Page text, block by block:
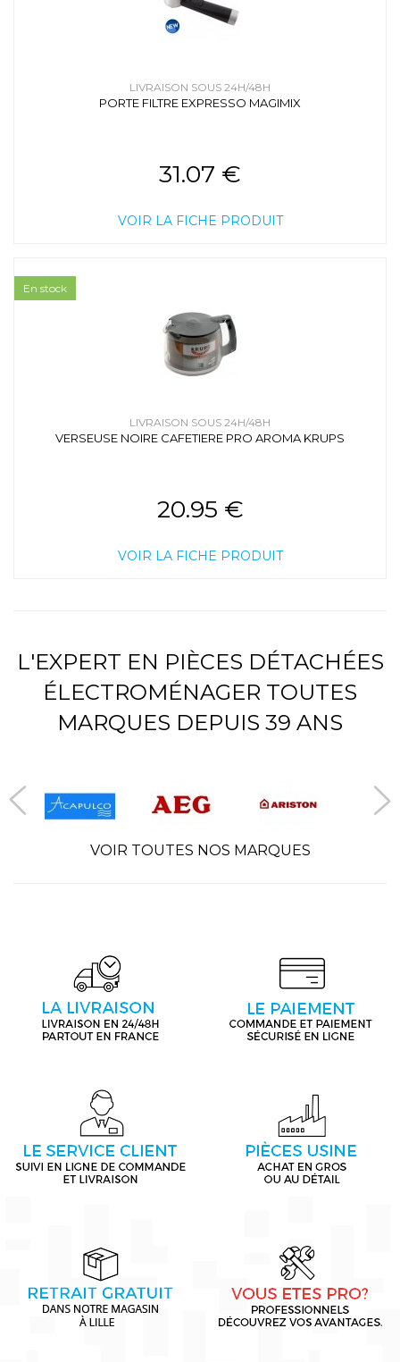
LIVRAISON SOUS 24H/48H
PORTE FILTRE EXPRESSO MAGIMIX
31.07 €
VOIR LA FICHE PRODUIT
LIVRAISON SOUS 24H/48H
VERSEUSE NOIRE CAFETIERE PRO AROMA KRUPS
20.95 €
VOIR LA FICHE PRODUIT
En stock
L'EXPERT EN PIÈCES DÉTACHÉES
ÉLECTROMÉNAGER TOUTES
MARQUES DEPUIS 39 ANS
VOIR TOUTES NOS MARQUES